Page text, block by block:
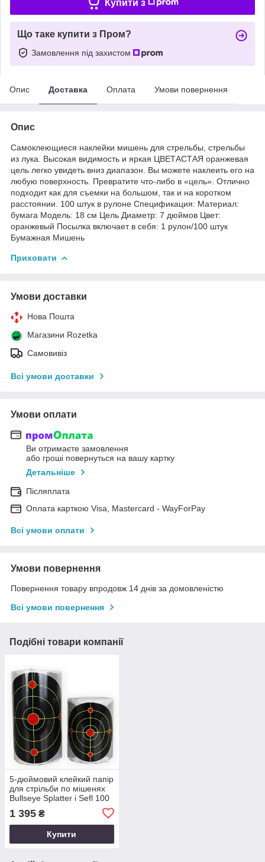
Купити з
Що таке купити з Пром?
Замовлення під захистом
Опис Доставка Оплата Умови повернення
Опис
Самоклеющиеся наклейки мишень для стрельбы, стрельбы
из лука. Высокая видимость и яркая ЦВЕТАСТАЯ оранжевая
цель легко увидеть вниз диапазон. Вы можете наклеить его на
любую поверхность. Превратите что-либо в «цель». Отлично
подходит как для съемки на большом, так и на коротком
расстоянии. 100 штук в рулоне Спецификация: Материал:
бумага Модель: 18 см Цель Диаметр: 7 дюймов Цвет:
оранжевый Посылка включает в себя: 1 рулон/100 штук
Бумажная Мишень
Приховати
Умови доставки
Нова Пошта
Магазини Rozetka
Самовивіз
Всі умови доставки
Умови оплати
Ви отримаєте замовлення
або гроші повернуться на вашу картку
Детальніше
Післяплата
Оплата карткою Visa, Mastercard - WayForPay
Всі умови оплати
Умови повернення
Повернення товару впродовж 14 днів за домовленістю
Всі умови повернення
Подібні товари компанії
5-дюймовий клейкий папір
для стрільби по мішенях
Bullseye Splatter і Sefl 100
1 395 ₴
Купити